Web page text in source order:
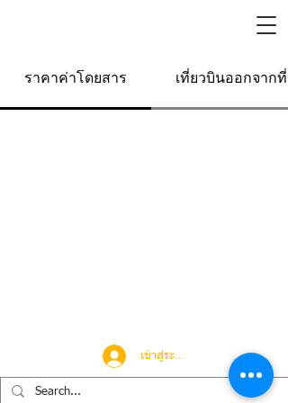
ราคาค่าโดยสาร เที่ยวบินออกจากที่นี่
เข้าสู่ระบบ